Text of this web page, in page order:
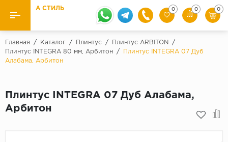
Назад
Ламинат
Назад
Krontex
Ковролин и ковровая плитка
А СТИЛЬ 0 0 0
Главная / Каталог / Плинтус / Плинтус ARBITON
/
Плинтус INTEGRA 80 мм, Арбитон
/
Плинтус INTEGRA 07 Дуб
Алабама, Арбитон
Плинтус INTEGRA 07 Дуб Алабама,
Арбитон